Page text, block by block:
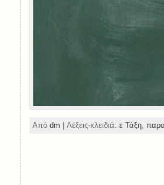
Από dm | Λέξεις-κλειδιά: ε Τάξη,